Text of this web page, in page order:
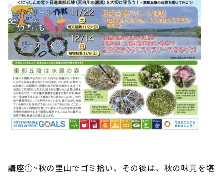
講座①~秋の里山で ゴミ拾い、その後は、 秋の味覚を堪